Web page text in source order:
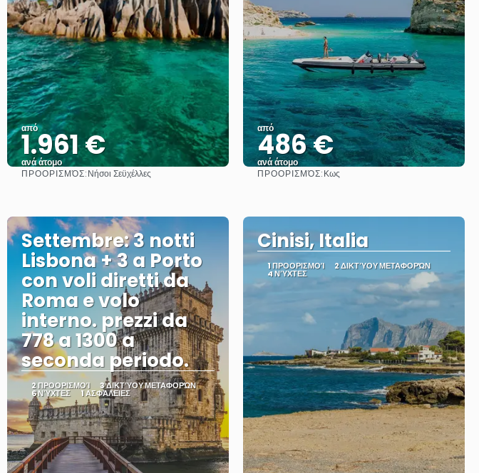
από
1.961 €
ανά άτομο
Βλέπω
ΠΡΟΟΡΙΣΜΌΣ:Νήσοι Σεϋχέλλες
από
486 €
ανά άτομο
Βλέπω
ΠΡΟΟΡΙΣΜΌΣ:Κως
Settembre: 3 notti
Lisbona + 3 a Porto
con voli diretti da
Roma e volo
interno. prezzi da
778 a 1300 a
seconda periodo.
2 ΠΡΟΟΡΙΣΜΟΊ 3 ΔΙΚΤΎΟΥ ΜΕΤΑΦΟΡΏΝ
6 ΝΎΧΤΕΣ 1 ΑΣΦΆΛΕΙΕΣ
Cinisi, Italia
1 ΠΡΟΟΡΙΣΜΟΊ 2 ΔΙΚΤΎΟΥ ΜΕΤΑΦΟΡΏΝ
4 ΝΎΧΤΕΣ